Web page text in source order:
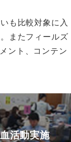
も比較対象に入
またフィールズ
ント、コンテン
活動実施